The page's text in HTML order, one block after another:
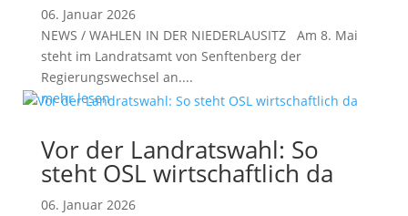
06. Januar 2026
NEWS / WAHLEN IN DER NIEDERLAUSITZ Am 8. Mai
steht im Landratsamt von Senftenberg der
Regierungswechsel an....
mehr lesen
Vor der Landratswahl: So
steht OSL wirtschaftlich da
06. Januar 2026